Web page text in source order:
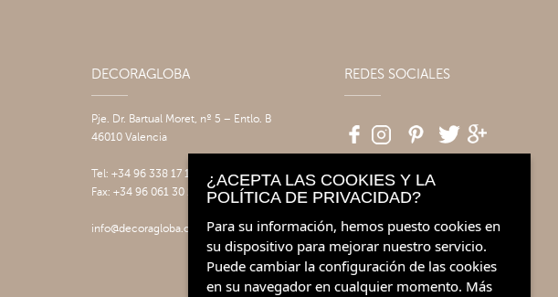
DECORAGLOBA
Pje. Dr. Bartual Moret, nº 5 – Entlo. B
46010 Valencia
Tel: +34 96 338 17 17
Fax: +34 96 061 30 14
info@decoragloba.com
REDES SOCIALES
¿ACEPTA LAS COOKIES Y LA
POLÍTICA DE PRIVACIDAD?
Para su información, hemos puesto cookies en
su dispositivo para mejorar nuestro servicio.
Puede cambiar la configuración de las cookies
en su navegador en cualquier momento. Más